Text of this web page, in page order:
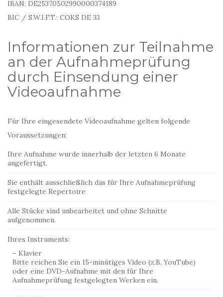
IBAN: DE25370502990000374189
BIC / S.W.I.F.T.: COKS DE 33
Informationen zur Teilnahme
an der Aufnahmeprüfung
durch Einsendung einer
Videoaufnahme
Für Ihre eingesendete Videoaufnahme gelten folgende
Voraussetzungen:
Ihre Aufnahme wurde innerhalb der letzten 6 Monate
angefertigt.
Sie enthält ausschließlich das für Ihre Aufnahmeprüfung
festgelegte Repertoire
Alle Stücke sind unbearbeitet und ohne Schnitte
aufgenommen.
Ihres Instruments:
– Klavier
Bitte reichen Sie ein 15-minütiges Video (z.B. YouTube)
oder eine DVD-Aufnahme mit den für Ihre
Aufnahmeprüfung festgelegten Werken ein.